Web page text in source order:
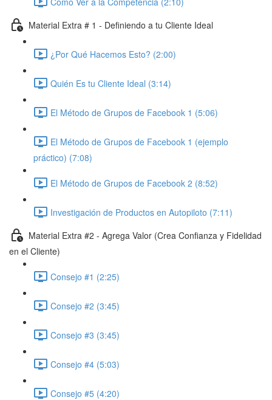
Material Extra # 1 - Definiendo a tu Cliente Ideal
¿Por Qué Hacemos Esto? (2:00)
Quién Es tu Cliente Ideal (3:14)
El Método de Grupos de Facebook 1 (5:06)
El Método de Grupos de Facebook 1 (ejemplo
práctico) (7:08)
El Método de Grupos de Facebook 2 (8:52)
Investigación de Productos en Autopiloto (7:11)
Material Extra #2 - Agrega Valor (Crea Confianza y Fidelidad
en el Cliente)
Consejo #1 (2:25)
Consejo #2 (3:45)
Consejo #3 (3:45)
Consejo #4 (5:03)
Consejo #5 (4:20)